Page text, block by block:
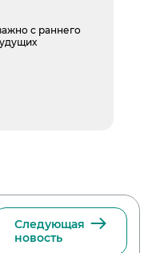
с раннего
Следующая
новость